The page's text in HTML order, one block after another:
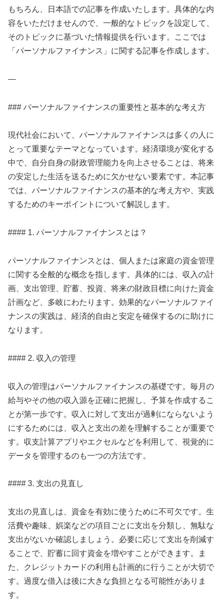
もちろん、日本語での記事を作成いたします。具体的な内
容をいただけませんので、一般的なトピックを設定して、
そのトピックに基づいた情報提供を行います。ここでは
「パーソナルファイナンス」に関する記事を作成します。
—
### パーソナルファイナンスの重要性と基本的な考え方
現代社会において、パーソナルファイナンスは多くの人に
とって重要なテーマとなっています。経済環境が変化する
中で、自分自身の財政管理能力を向上させることは、将来
の安定した生活を送るために欠かせない要素です。本記事
では、パーソナルファイナンスの基本的な考え方や、実践
するためのキーポイントについて解説します。
#### 1. パーソナルファイナンスとは？
パーソナルファイナンスとは、個人または家庭の資金管理
に関する全般的な概念を指します。具体的には、収入の計
画、支出管理、貯蓄、投資、将来の財政目標に向けた資金
計画など、多岐にわたります。効果的なパーソナルファイ
ナンスの実践は、経済的自由と安定を確保するのに助けに
なります。
#### 2. 収入の管理
収入の管理はパーソナルファイナンスの基礎です。毎月の
給与やその他の収入源を正確に把握し、予算を作成するこ
とが第一歩です。収入に対して支出が過剰にならないよう
にするためには、収入と支出の差を理解することが重要で
す。収支計算アプリやエクセルなどを利用して、視覚的に
データを管理するのも一つの方法です。
#### 3. 支出の見直し
支出の見直しは、資金を有効に使うために不可欠です。生
活費や趣味、娯楽などの項目ごとに支出を分類し、無駄な
支出がないか確認しましょう。必要に応じて支出を削減す
ることで、貯蓄に回す資金を増やすことができます。ま
た、クレジットカードの利用も計画的に行うことが大切で
す。過度な借入は後に大きな負担となる可能性がありま
す。